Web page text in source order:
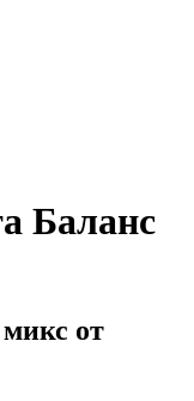
Баланс
от